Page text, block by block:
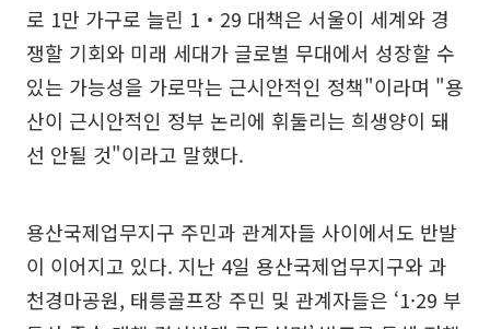
로 1만 가구로 늘린 1‧29 대책은 서울이 세계와 경
쟁할 기회와 미래 세대가 글로벌 무대에서 성장할 수
있는 가능성을 가로막는 근시안적인 정책"이라며 "용
산이 근시안적인 정부 논리에 휘둘리는 희생양이 돼
선 안될 것"이라고 말했다.
용산국제업무지구 주민과 관계자들 사이에서도 반발
이 이어지고 있다. 지난 4일 용산국제업무지구와 과
천경마공원, 태릉골프장 주민 및 관계자들은 ‘1·29 부